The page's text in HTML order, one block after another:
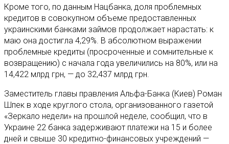
Кроме того, по данным Нацбанка, доля проблемных
кредитов в совокупном объеме предоставленных
украинскими банками займов продолжает нарастать: к
маю она достигла 4,29%. В абсолютном выражении
проблемные кредиты (просроченные и сомнительные к
возвращению) с начала года увеличились на 80%, или на
14,422 млрд грн, — до 32,437 млрд грн.
Заместитель главы правления Альфа-Банка (Киев) Роман
Шпек в ходе круглого стола, организованного газетой
«Зеркало недели» на прошлой неделе, сообщил, что в
Украине 22 банка задерживают платежи на 15 и более
дней и свыше 30 кредитно-финансовых учреждений —